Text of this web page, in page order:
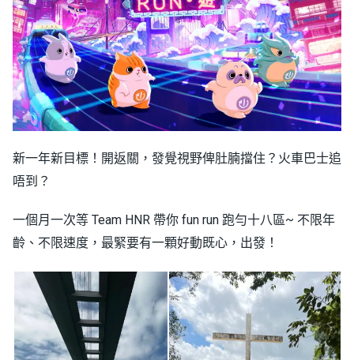
新一年新目標！開返關，發覺視野俾肚腩擋住？火車巴士追
唔到？
一個月一次等 Team HNR 帶你 fun run 跑勻十八區~ 不限年
齡、不限速度，最緊要有一顆好動既心，出發！